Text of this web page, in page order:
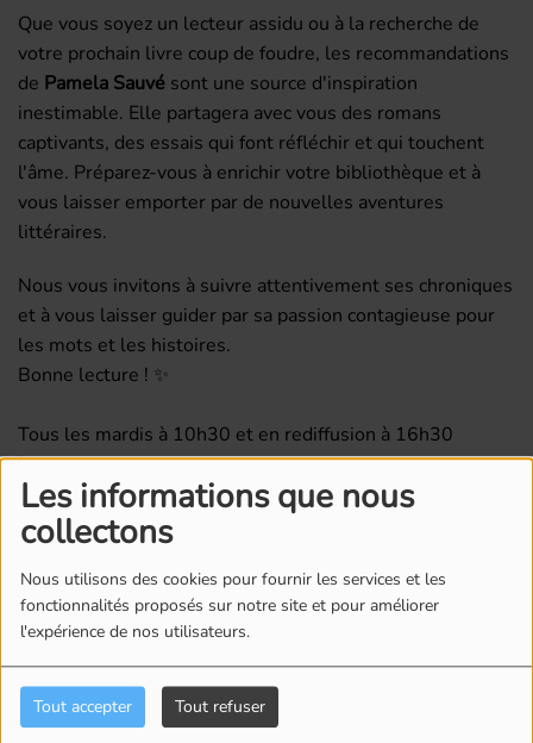
Les informations que nous
collectons
Nous utilisons des cookies pour fournir les services et les
fonctionnalités proposés sur notre site et pour améliorer
l'expérience de nos utilisateurs.
Tout accepter Tout refuser
Que vous soyez un lecteur assidu ou à la recherche de
votre prochain livre coup de foudre, les recommandations
de Pamela Sauvé sont une source d'inspiration
inestimable. Elle partagera avec vous des romans
captivants, des essais qui font réfléchir et qui touchent
l'âme. Préparez-vous à enrichir votre bibliothèque et à
vous laisser emporter par de nouvelles aventures
littéraires.
Nous vous invitons à suivre attentivement ses chroniques
et à vous laisser guider par sa passion contagieuse pour
les mots et les histoires.
Bonne lecture ! ✨
Tous les mardis à 10h30 et en rediffusion à 16h30
àwww.unicite.ca
Commentaires(0)
Connectez-vous pour commenter cet article
SE CONNECTER